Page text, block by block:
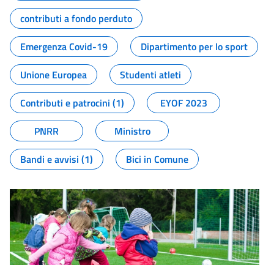
contributi a fondo perduto
Emergenza Covid-19
Dipartimento per lo sport
Unione Europea
Studenti atleti
Contributi e patrocini (1)
EYOF 2023
PNRR
Ministro
Bandi e avvisi (1)
Bici in Comune